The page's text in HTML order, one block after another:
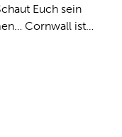
Euch sein
Cornwall ist…